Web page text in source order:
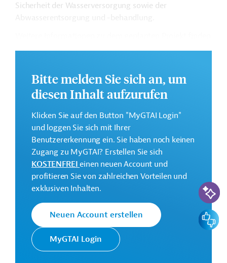
Sicherheit der Wasserversorgung sowie der
Sie auf derWebseite der EIB
.
und praktische Hinweise zur Geschäftsanbahnung.
Gesamtkosten:
Geberbeitrag:
300 Millionen Euro (voraussichtlich; Darlehen)
Kontaktadressen
Europäische
Die EIB vertritt die
wirtschaftlichen Interessen der
EU durch Kreditvergabe an alle
Bitte melden Sie sich an, um
diesen Inhalt aufzurufen
Klicken Sie auf den Button "MyGTAI Login"
und loggen Sie sich mit Ihrer
Benutzererkennung ein. Sie haben noch keinen
Zugang zu MyGTAI? Erstellen Sie sich
KOSTENFREIeinen neuen Account und
profitieren Sie von zahlreichen Vorteilen und
exklusiven Inhalten.
Neuen Account erstellen
MyGTAI Login
KI-